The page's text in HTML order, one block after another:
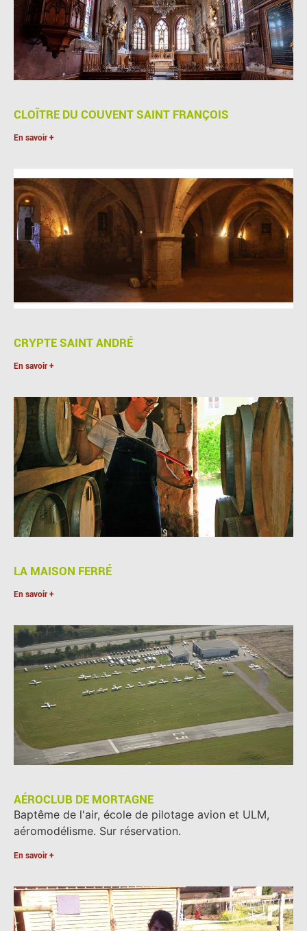
CLOÎTRE DU COUVENT SAINT FRANÇOIS
En savoir +
CRYPTE SAINT ANDRÉ
En savoir +
LA MAISON FERRÉ
En savoir +
AÉROCLUB DE MORTAGNE
Baptême de l'air, école de pilotage avion et ULM,
aéromodélisme. Sur réservation.
En savoir +